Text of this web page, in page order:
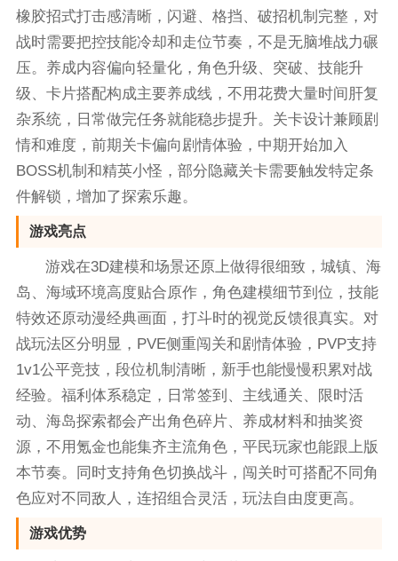
橡胶招式打击感清晰，闪避、格挡、破招机制完整，对
战时需要把控技能冷却和走位节奏，不是无脑堆战力碾
压。养成内容偏向轻量化，角色升级、突破、技能升
级、卡片搭配构成主要养成线，不用花费大量时间肝复
杂系统，日常做完任务就能稳步提升。关卡设计兼顾剧
情和难度，前期关卡偏向剧情体验，中期开始加入
BOSS机制和精英小怪，部分隐藏关卡需要触发特定条
件解锁，增加了探索乐趣。
游戏亮点
游戏在3D建模和场景还原上做得很细致，城镇、海
岛、海域环境高度贴合原作，角色建模细节到位，技能
特效还原动漫经典画面，打斗时的视觉反馈很真实。对
战玩法区分明显，PVE侧重闯关和剧情体验，PVP支持
1v1公平竞技，段位机制清晰，新手也能慢慢积累对战
经验。福利体系稳定，日常签到、主线通关、限时活
动、海岛探索都会产出角色碎片、养成材料和抽奖资
源，不用氪金也能集齐主流角色，平民玩家也能跟上版
本节奏。同时支持角色切换战斗，闯关时可搭配不同角
色应对不同敌人，连招组合灵活，玩法自由度更高。
游戏优势